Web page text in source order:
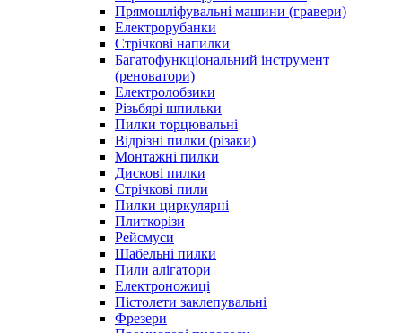
Прямошліфувальні машини (гравери)
Електрорубанки
Стрічкові напилки
Багатофункціональний інструмент
(реноватори)
Електролобзики
Різьбярі шпильки
Пилки торцювальні
Відрізні пилки (різаки)
Монтажні пилки
Дискові пилки
Стрічкові пили
Пилки циркулярні
Плиткорізи
Рейсмуси
Шабельні пилки
Пили алігатори
Електроножиці
Пістолети заклепувальні
Фрезери